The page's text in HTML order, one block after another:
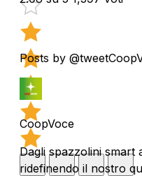
Posts by
CoopVoce
Dagli spazzolini smart
ridefinendo il nostro